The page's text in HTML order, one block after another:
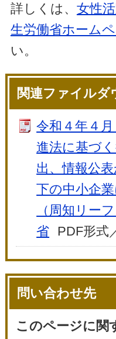
詳しくは、 女性
生労働省ホーム
い。
関連ファイルダ
令和４年４
進法に基づ
出、情報公
下の中小企
（周知リー
省 PDF形式
問い合わせ先
このページに関